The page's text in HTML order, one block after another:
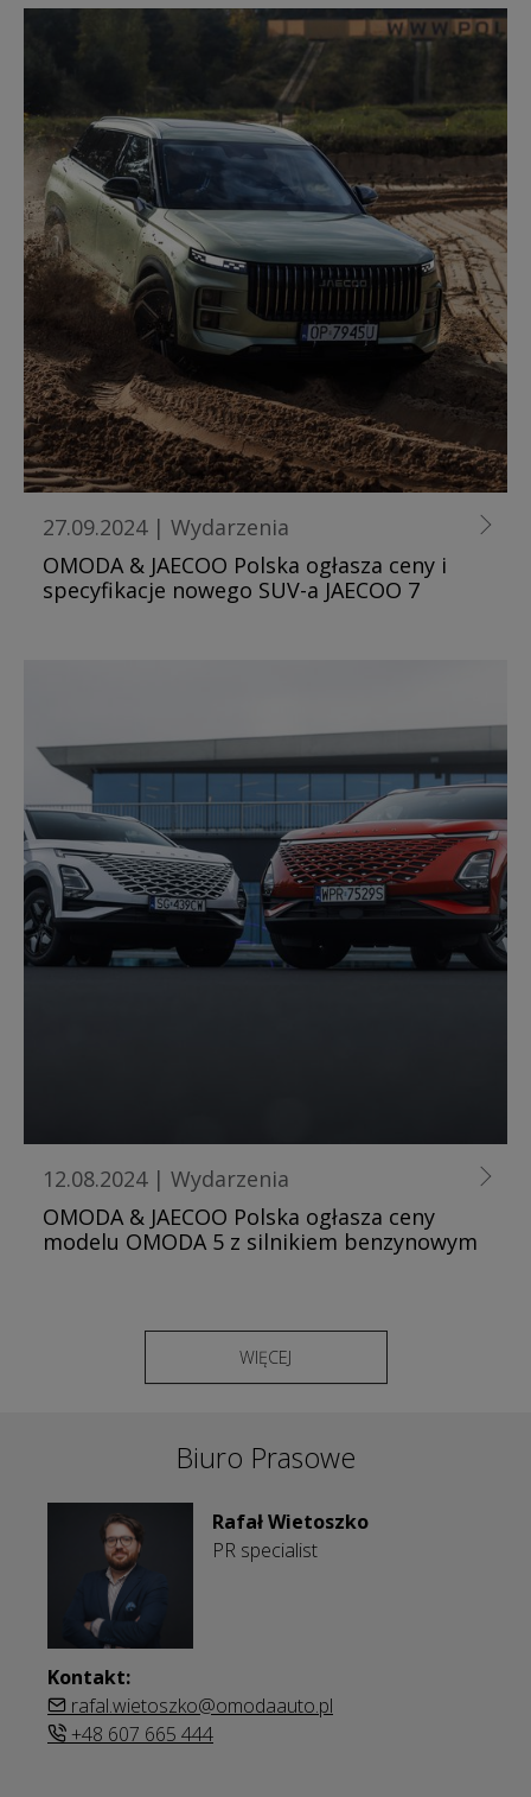
27.09.2024 | Wydarzenia
OMODA & JAECOO Polska ogłasza ceny i
specyfikacje nowego SUV-a JAECOO 7
12.08.2024 | Wydarzenia
OMODA & JAECOO Polska ogłasza ceny
modelu OMODA 5 z silnikiem benzynowym
WIĘCEJ
Biuro Prasowe
Rafał Wietoszko
PR specialist
Kontakt:
rafal.wietoszko@omodaauto.pl
+48 607 665 444